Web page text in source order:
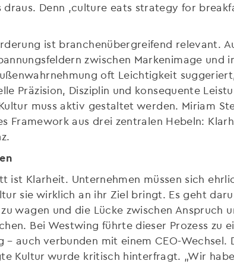
Denn ‚culture eats strategy for
ist branchenübergreifend relevant.
zwischen Markenimage und
oft Leichtigkeit
Präzision, Disziplin und konsequente
muss aktiv gestaltet werden. Miriam
Framework aus drei zentralen Hebeln:
ist Klarheit. Unternehmen müssen sich
sie wirklich an ihr Ziel bringt. Es geht
wagen und die Lücke zwischen Anspruch
Bei Westwing führte dieser Prozess zu
– auch verbunden mit einem CEO-Wechsel.
Kultur wurde kritisch hinterfragt. „Wir